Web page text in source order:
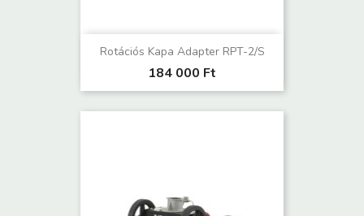
Rotációs Kapa Adapter RPT-2/S
184 000 Ft